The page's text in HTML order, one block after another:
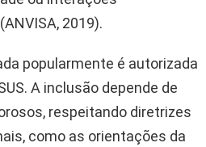
2019).
popularmente é autorizada
A inclusão depende de
respeitando diretrizes
como as orientações da